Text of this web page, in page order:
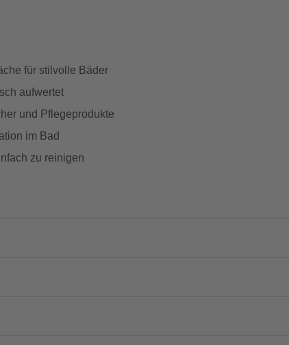
für stilvolle Bäder
aufwertet
und Pflegeprodukte
im Bad
zu reinigen